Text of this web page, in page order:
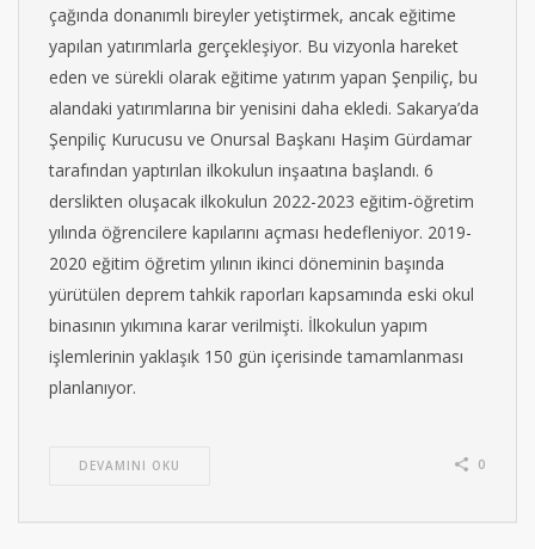
çağında donanımlı bireyler yetiştirmek, ancak eğitime
yapılan yatırımlarla gerçekleşiyor. Bu vizyonla hareket
eden ve sürekli olarak eğitime yatırım yapan Şenpiliç, bu
alandaki yatırımlarına bir yenisini daha ekledi. Sakarya’da
Şenpiliç Kurucusu ve Onursal Başkanı Haşim Gürdamar
tarafından yaptırılan ilkokulun inşaatına başlandı. 6
derslikten oluşacak ilkokulun 2022-2023 eğitim-öğretim
yılında öğrencilere kapılarını açması hedefleniyor. 2019-
2020 eğitim öğretim yılının ikinci döneminin başında
yürütülen deprem tahkik raporları kapsamında eski okul
binasının yıkımına karar verilmişti. İlkokulun yapım
işlemlerinin yaklaşık 150 gün içerisinde tamamlanması
planlanıyor.
DEVAMINI OKU 0